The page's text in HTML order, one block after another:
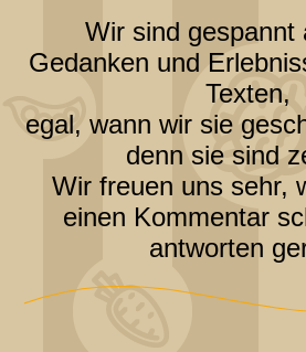
Wir sind gespannt
Gedanken und
Texten,
egal, wann wir sie
denn sie sind
Wir freuen uns sehr,
einen Kommentar
antworten